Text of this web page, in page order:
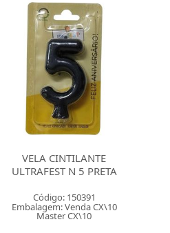
VELA CINTILANTE
ULTRAFEST N 5 PRETA
Código: 150391
Embalagem: Venda CX\10
Master CX\10